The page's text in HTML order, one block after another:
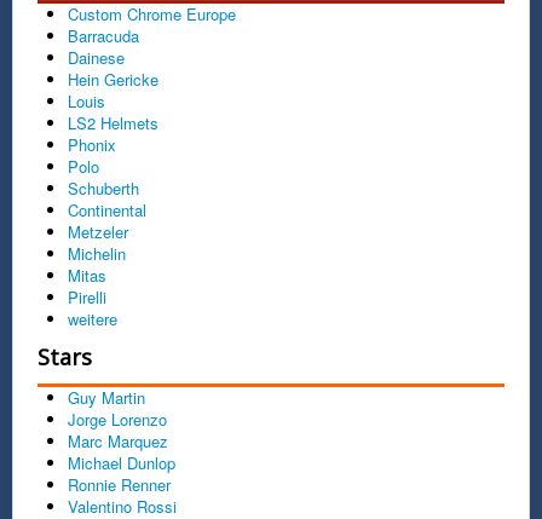
Custom Chrome Europe
Barracuda
Dainese
Hein Gericke
Louis
LS2 Helmets
Phonix
Polo
Schuberth
Continental
Metzeler
Michelin
Mitas
Pirelli
weitere
Stars
Guy Martin
Jorge Lorenzo
Marc Marquez
Michael Dunlop
Ronnie Renner
Valentino Rossi